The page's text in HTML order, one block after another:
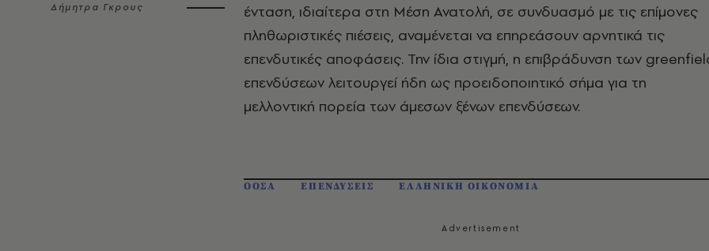
Δήμητρα Γκρους
ένταση, ιδιαίτερα στη Μέση Ανατολή, σε συνδυασμό με τις επίμονες
πληθωριστικές πιέσεις, αναμένεται να επηρεάσουν αρνητικά τις
επενδυτικές αποφάσεις. Την ίδια στιγμή, η επιβράδυνση των
επενδύσεων λειτουργεί ήδη ως προειδοποιητικό σήμα για τη
μελλοντική πορεία των άμεσων ξένων επενδύσεων.
ΟΟΣΑ ΕΠΕΝΔΥΣΕΙΣ ΕΛΛΗΝΙΚΗ ΟΙΚΟΝΟΜΙΑ